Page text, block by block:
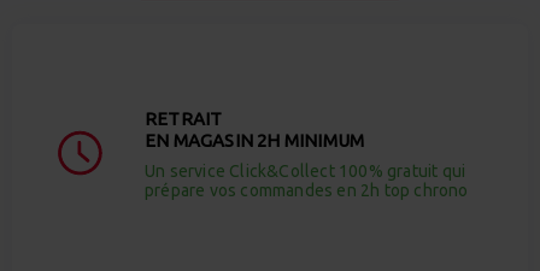
RETRAIT
EN MAGASIN 2H MINIMUM
Un service Click&Collect 100% gratuit qui
prépare vos commandes en 2h top chrono